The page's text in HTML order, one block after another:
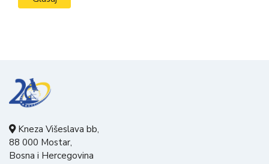
Kneza Višeslava bb,
88 000 Mostar,
Bosna i Hercegovina